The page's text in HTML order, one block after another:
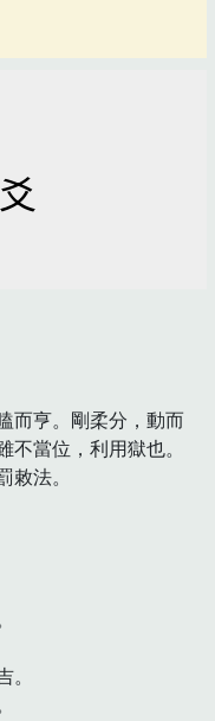
而亨。剛柔分，動而
不當位，利用獄也。
敕法。
。